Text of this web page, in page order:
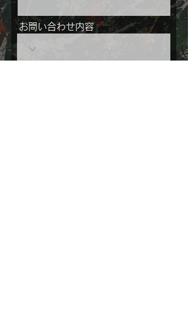
最新の在庫状況掲載に努めておりますが、お
問い合わせ時に売約済みの場合はご容赦くだ
さい。
お問い合わせ内容